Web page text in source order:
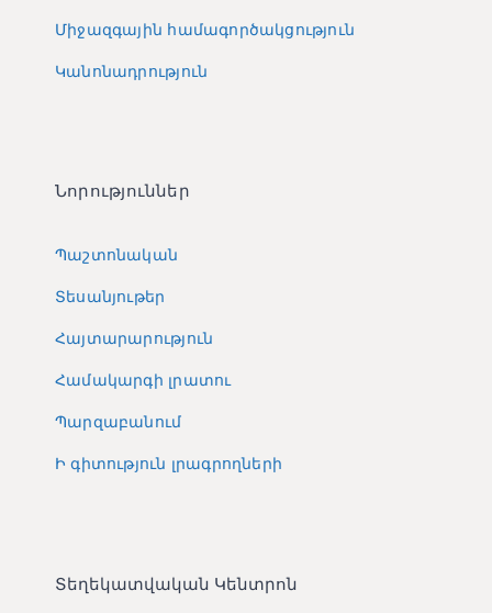
Միջազգային համագործակցություն
Կանոնադրություն
Նորություններ
Պաշտոնական
Տեսանյութեր
Հայտարարություն
Համակարգի լրատու
Պարզաբանում
Ի գիտություն լրագրողների
Տեղեկատվական Կենտրոն